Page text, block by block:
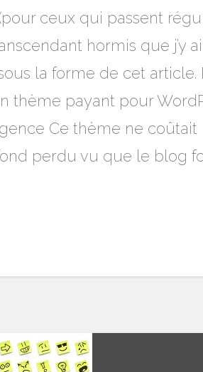
ceux qui passent
hormis que j’y
la forme de cet article.
thème payant pour
Ce thème ne coûtait
perdu vu que le blog